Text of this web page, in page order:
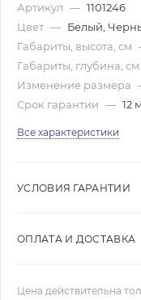
Артикул — 1101246
Цвет — Белый,
Габариты, высота, см
Габариты, глубина, см
Изменение размера
Срок гарантии — 12
Все характеристики
УСЛОВИЯ ГАРАНТИИ
ОПЛАТА И ДОСТАВКА
Цена действительна